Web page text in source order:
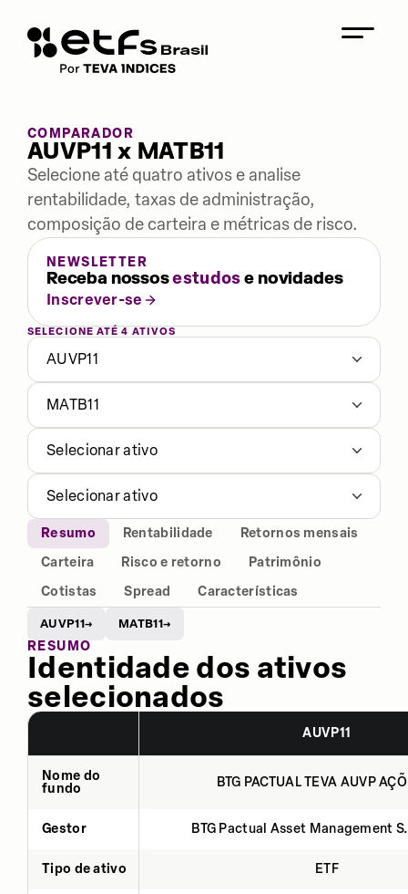
COMPARADOR
AUVP11 x MATB11
Selecione até quatro ativos e analise
rentabilidade, taxas de administração,
composição de carteira e métricas de risco.
NEWSLETTER
Receba nossosestudose novidades
Inscrever-se
SELECIONE ATÉ 4 ATIVOS
AUVP11
MATB11
Selecionar ativo
Selecionar ativo
Resumo Rentabilidade
Retornos mensais
Carteira
Risco e retorno
Patrimônio
Cotistas
Spread Características
AUVP11→ MATB11→
RESUMO
Identidade dos ativos
selecionados
AUVP11
Nome do
fundo
BTG PACTUAL TEVA AUVP
Gestor BTG Pactual Asset Management
Tipo de ativo ETF